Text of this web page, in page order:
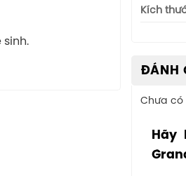
Kích
ĐÁNH
Chưa có
Hãy